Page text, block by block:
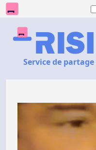
Service de